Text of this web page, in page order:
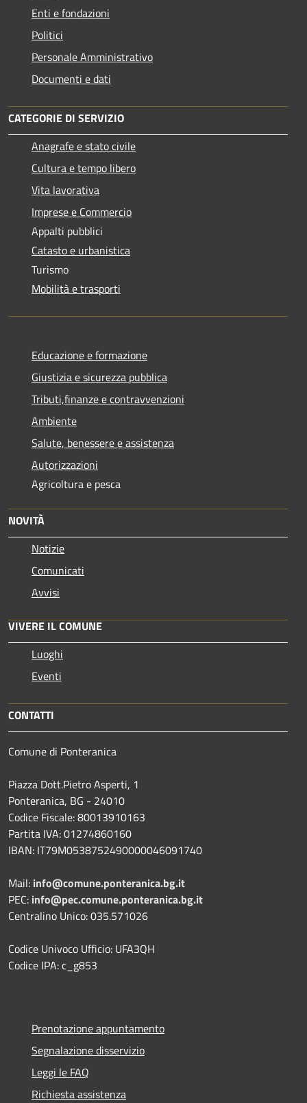
Enti e fondazioni
Politici
Personale Amministrativo
Documenti e dati
CATEGORIE DI SERVIZIO
Anagrafe e stato civile
Cultura e tempo libero
Vita lavorativa
Imprese e Commercio
Appalti pubblici
Catasto e urbanistica
Turismo
Mobilità e trasporti
Educazione e formazione
Giustizia e sicurezza pubblica
Tributi,finanze e contravvenzioni
Ambiente
Salute, benessere e assistenza
Autorizzazioni
Agricoltura e pesca
NOVITÀ
Notizie
Comunicati
Avvisi
VIVERE IL COMUNE
Luoghi
Eventi
CONTATTI
Comune di Ponteranica
Piazza Dott.Pietro Asperti, 1
Ponteranica, BG - 24010
Codice Fiscale: 80013910163
Partita IVA: 01274860160
IBAN: IT79M0538752490000046091740
Mail: info@comune.ponteranica.bg.it
PEC: info@pec.comune.ponteranica.bg.it
Centralino Unico: 035.571026
Codice Univoco Ufficio: UFA3QH
Codice IPA: c_g853
Prenotazione appuntamento
Segnalazione disservizio
Leggi le FAQ
Richiesta assistenza